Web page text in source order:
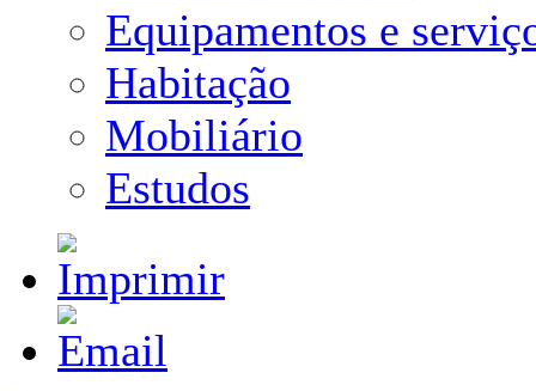
Equipamentos e
Habitação
Mobiliário
Estudos